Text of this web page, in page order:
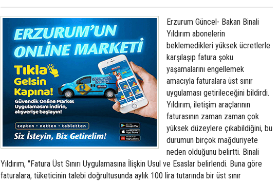
Erzurum Güncel- Bakan Binali
Yıldırım abonelerin
beklemedikleri yüksek ücretlerle
karşılaşıp fatura şoku
yaşamalarını engellemek
amacıyla faturalara üst sınır
uygulaması getirileceğini bildirdi.
Yıldırım, iletişim araçlarının
faturasının zaman zaman çok
yüksek düzeylere çıkabildiğini, bu
durumun birçok mağduriyete
neden olduğunu belirtti. Binali
Yıldırım, "Fatura Üst Sınırı Uygulamasına İlişkin Usul ve Esaslar belirlendi. Buna göre
faturalara, tüketicinin talebi doğrultusunda aylık 100 lira tutarında bir üst sınır